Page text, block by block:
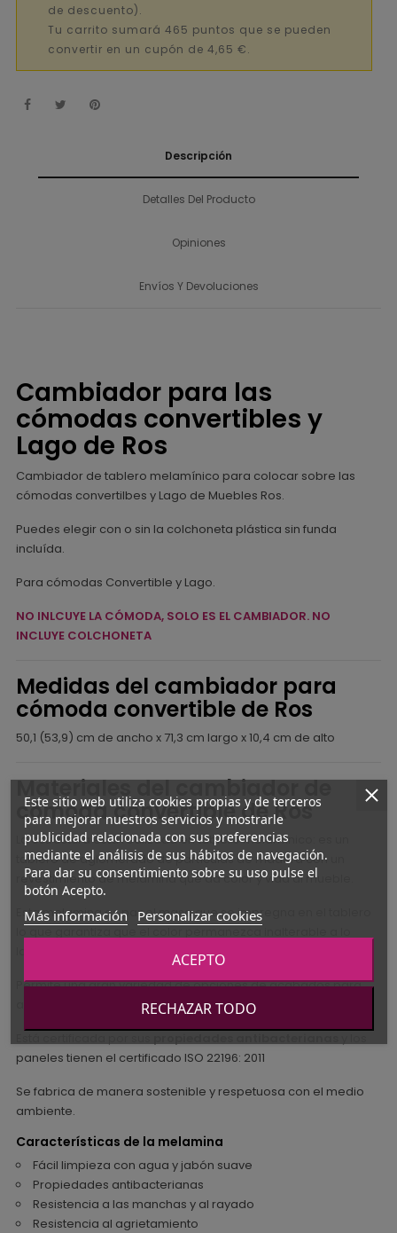
de descuento).
Tu carrito sumará 465 puntos que se pueden
convertir en un cupón de 4,65 €.
Descripción
Detalles Del Producto
Opiniones
Envíos Y Devoluciones
Cambiador para las
cómodas convertibles y
Lago de Ros
Cambiador de tablero melamínico para colocar sobre las
cómodas convertilbes y Lago de Muebles Ros.
Puedes elegir con o sin la colchoneta plástica sin funda
incluída.
Para cómodas Convertible y Lago.
NO INLCUYE LA CÓMODA, SOLO ES EL CAMBIADOR. NO
INCLUYE COLCHONETA
Medidas del cambiador para
cómoda convertible de Ros
50,1 (53,9) cm de ancho x 71,3 cm largo x 10,4 cm de alto
Materiales del cambiador de
cómoda convertible de Ros
La estructura está realizada en tablero melamínico: es un
tablero de aglomerado de partículas de madera con un
revestimiento de melamina que da color y vida al mueble.
Esta melamina es papel masa que se impregna en el tablero
Permite una gran variedad de opciones de acabados para
adaptarse a vuestros gustos.
paneles tienen el certificado ISO 22196: 2011
Se fabrica de manera sostenible y respetuosa con el medio
ambiente.
Características de la melamina
Fácil limpieza con agua y jabón suave
Propiedades antibacterianas
Resistencia a las manchas y al rayado
Resistencia al agrietamiento
Este sitio web utiliza cookies propias y de terceros
para mejorar nuestros servicios y mostrarle
publicidad relacionada con sus preferencias
mediante el análisis de sus hábitos de navegación.
Para dar su consentimiento sobre su uso pulse el
botón Acepto.
Más información Personalizar cookies
RECHAZAR TODO
ACEPTO